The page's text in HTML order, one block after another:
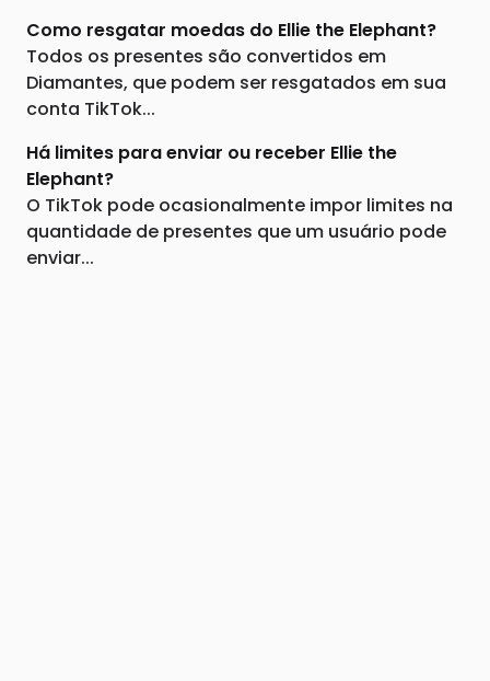
Como resgatar moedas do Ellie the Elephant?
Todos os presentes são convertidos em
Diamantes, que podem ser resgatados em sua
conta TikTok...
Há limites para enviar ou receber Ellie the
Elephant?
O TikTok pode ocasionalmente impor limites na
quantidade de presentes que um usuário pode
enviar...